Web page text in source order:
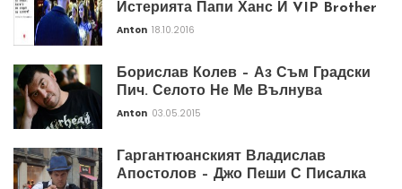
Истерията Папи Ханс И VIP Brother
Anton 18.10.2016
Борислав Колев – Аз Съм Градски
Пич. Селото Не Ме Вълнува
Anton 03.05.2015
Гаргантюанският Владислав
Апостолов – Джо Пеши С Писалка